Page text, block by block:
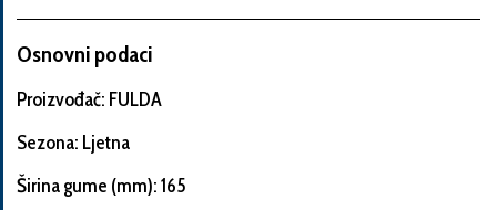
Vaša
adresa
Broj
telefona
Osnovni podaci
Proizvođač: FULDA
Sezona: Ljetna
Širina gume (mm): 165